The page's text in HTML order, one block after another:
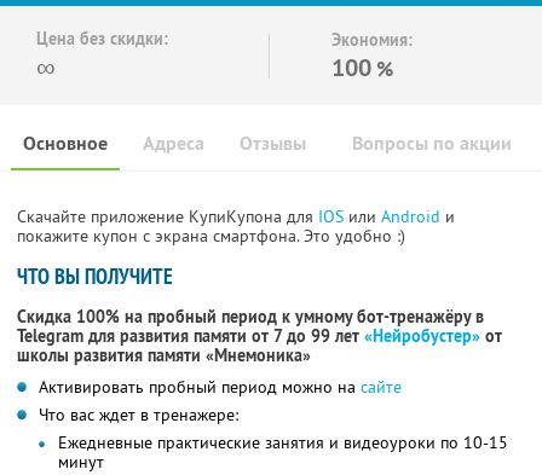
Цена без скидки:
∞
Экономия:
100 %
Основное Отзывы Вопросы по акции
Адреса
Скачайте приложение КупиКупона для IOS или Android и
покажите купон с экрана смартфона. Это удобно :)
ЧТО ВЫ ПОЛУЧИТЕ
Скидка 100% на пробный период к умному бот-тренажёру в
Telegram для развития памяти от 7 до 99 лет «Нейробустер» от
школы развития памяти «Мнемоника»
Активировать пробный период можно на сайте
Что вас ждет в тренажере:
Ежедневные практические занятия и видеоуроки по 10-15
минут